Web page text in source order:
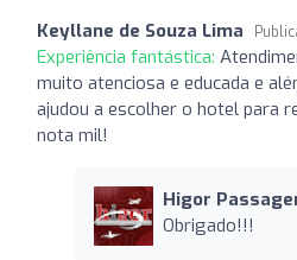
Keyllane de Souza Lima
Experiência fantástica:
muito atenciosa e educada e
ajudou a escolher o hotel para
nota mil!
Higor
Obrigado!!!